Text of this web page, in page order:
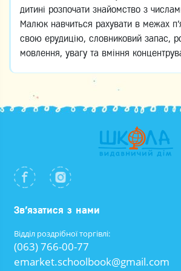
дитині розпочати знайомство з
Малюк навчиться рахувати в межах
свою ерудицію, словниковий запас,
мовлення, увагу та вміння
Зв’язатися з нами
Відділ роздрібної торгівлі:
(063) 766-00-77
emarket.schoolbook@gmail.com